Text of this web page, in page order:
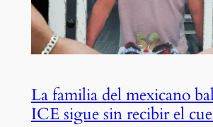
La familia del mexicano
ICE sigue sin recibir el